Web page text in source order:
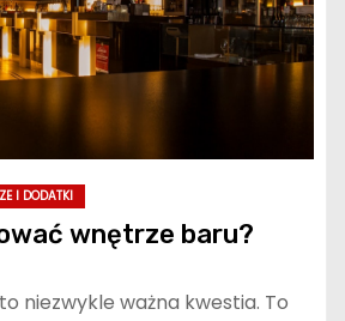
I DODATKI
wnętrze baru?
niezwykle ważna kwestia. To